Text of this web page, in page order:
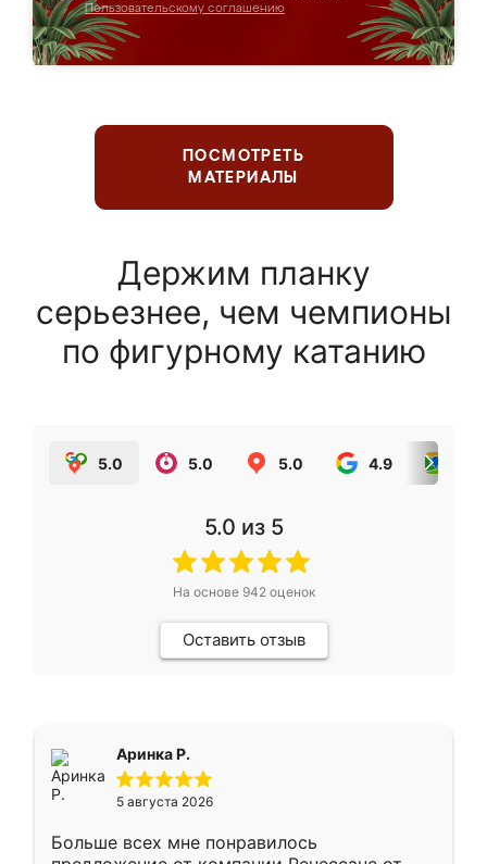
Пользовательскому соглашению
ПОСМОТРЕТЬ
МАТЕРИАЛЫ
Держим планку
серьезнее, чем чемпионы
по фигурному катанию
5.0 5.0 5.0 4.9
5.0 из 5
На основе 942оценок
Оставить отзыв
Аринка Р.
5 августа 2026
Больше всех мне понравилось